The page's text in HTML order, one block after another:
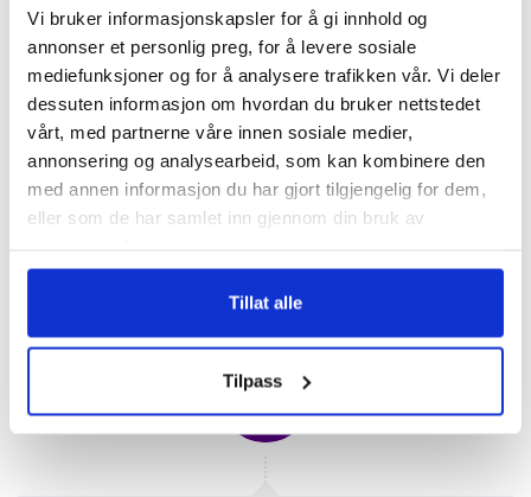
Vi bruker informasjonskapsler for å gi innhold og
annonser et personlig preg, for å levere sosiale
mediefunksjoner og for å analysere trafikken vår. Vi deler
dessuten informasjon om hvordan du bruker nettstedet
vårt, med partnerne våre innen sosiale medier,
annonsering og analysearbeid, som kan kombinere den
med annen informasjon du har gjort tilgjengelig for dem,
eller som de har samlet inn gjennom din bruk av
Tillat alle
Tilpass
Yoga på takterrassen og frokost. Resten av dagen
fri for en svømmetur i hotellets basseng eller i det
turkisblå havet. Du kan også bestille individuell
time med yogainstruktør (mot tillegg) eller benytte
deg av treningsstudioet på hotellet. Lunsj på egen
regning. Ettermiddagsyoga og felles middag.